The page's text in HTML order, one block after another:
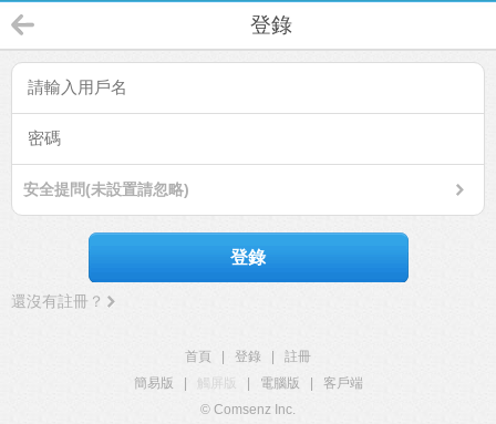
登錄
安全提問(未設置請忽略)
登錄
還沒有註冊？
首頁 登錄
註冊
簡易版
觸屏版 電腦版
客戶端
© Comsenz Inc.